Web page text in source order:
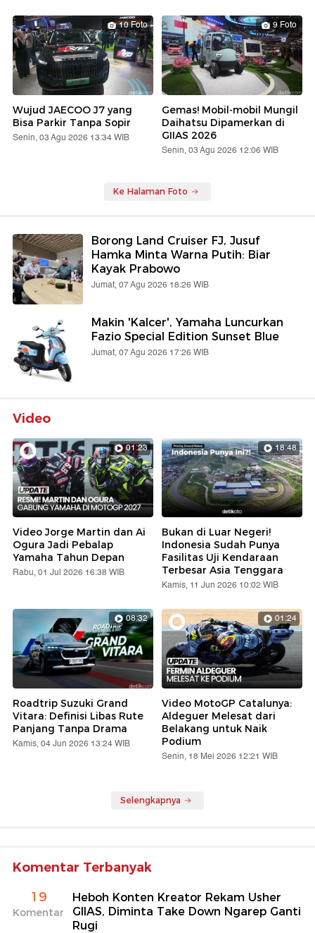
10 Foto
Wujud JAECOO J7 yang
Bisa Parkir Tanpa Sopir
Senin, 03 Agu 2026 13:34 WIB
9 Foto
Gemas! Mobil-mobil Mungil
Daihatsu Dipamerkan di
GIIAS 2026
Senin, 03 Agu 2026 12:06 WIB
Ke Halaman Foto
Borong Land Cruiser FJ, Jusuf
Hamka Minta Warna Putih: Biar
Kayak Prabowo
Jumat, 07 Agu 2026 18:26 WIB
Makin 'Kalcer', Yamaha Luncurkan
Fazio Special Edition Sunset Blue
Jumat, 07 Agu 2026 17:26 WIB
Video
01:23
Video Jorge Martin dan Ai
Ogura Jadi Pebalap
Yamaha Tahun Depan
Rabu, 01 Jul 2026 16:38 WIB
18:48
Bukan di Luar Negeri!
Indonesia Sudah Punya
Fasilitas Uji Kendaraan
Terbesar Asia Tenggara
Kamis, 11 Jun 2026 10:02 WIB
08:32
Roadtrip Suzuki Grand
Vitara: Definisi Libas Rute
Panjang Tanpa Drama
Kamis, 04 Jun 2026 13:24 WIB
01:24
Video MotoGP Catalunya:
Aldeguer Melesat dari
Belakang untuk Naik
Podium
Senin, 18 Mei 2026 12:21 WIB
Selengkapnya
Komentar Terbanyak
19
Komentar
Heboh Konten Kreator Rekam Usher
GIIAS, Diminta Take Down Ngarep Ganti
Rugi